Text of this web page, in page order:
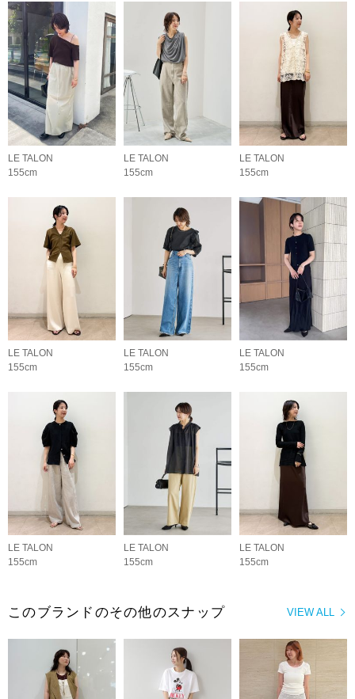
LE TALON
155cm
LE TALON
155cm
LE TALON
155cm
LE TALON
155cm
LE TALON
155cm
LE TALON
155cm
LE TALON
155cm
LE TALON
155cm
LE TALON
155cm
VIEW ALL
このブランドのその他のスナップ